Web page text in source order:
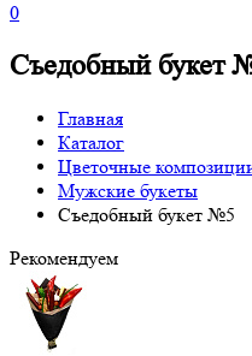
0
Съедобный букет
Главная
Каталог
Цветочные
Мужские букеты
Съедобный букет №5
Рекомендуем